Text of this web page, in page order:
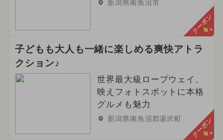
新潟県南魚沼市
クーポン
子どもも大人も一緒に楽しめる爽快アトラ
クション♪
世界最大級ロープウェイ、
映えフォトスポットに本格
グルメも魅力
新潟県南魚沼郡湯沢町 クーポン